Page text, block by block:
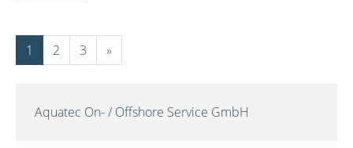
1 2 3 »
Aquatec On- / Offshore Service GmbH